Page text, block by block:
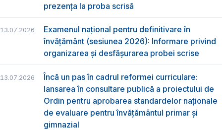
prezența la proba scrisă
13.07.2026
Examenul național pentru definitivare în
învățământ (sesiunea 2026): Informare privind
organizarea și desfășurarea probei scrise
13.07.2026
Încă un pas în cadrul reformei curriculare:
lansarea în consultare publică a proiectului de
Ordin pentru aprobarea standardelor naționale
de evaluare pentru învățământul primar și
gimnazial